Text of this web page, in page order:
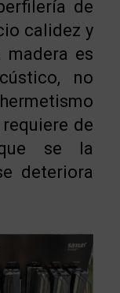
de
calidez y
madera es
no
de
se la
deteriora